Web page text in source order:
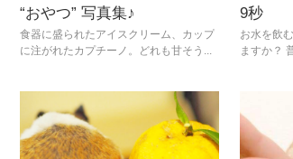
“おやつ” 写真集♪
食器に盛られたアイスクリーム、カップ
に注がれたカプチーノ。どれも甘そう...
9秒
お水を飲
ますか？